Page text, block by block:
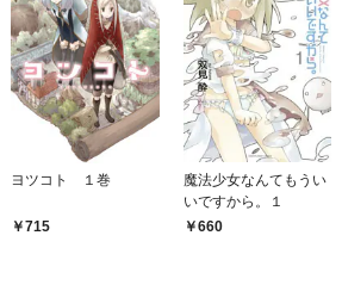
ヨツコト １巻
715
魔法少女なんてもうい
いですから。１
660